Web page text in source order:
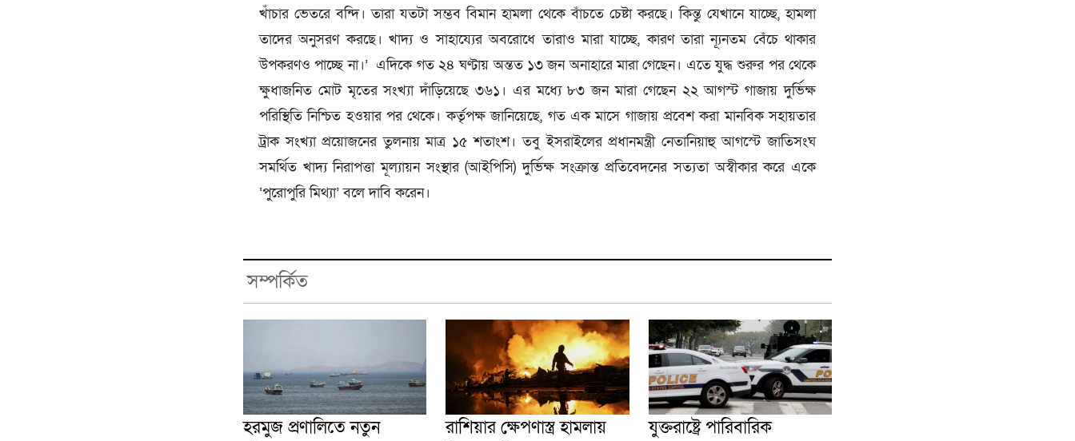
খাঁচার ভেতরে বন্দি। তারা যতটা সম্ভব বিমান হামলা থেকে বাঁচতে চেষ্টা করছে। কিন্তু যেখানে যাচ্ছে, হামলা
তাদের অনুসরণ করছে। খাদ্য ও সাহায্যের অবরোধে তারাও মারা যাচ্ছে, কারণ তারা ন্যূনতম বেঁচে থাকার
উপকরণও পাচ্ছে না।’ এদিকে গত ২৪ ঘণ্টায় অন্তত ১৩ জন অনাহারে মারা গেছেন। এতে যুদ্ধ শুরুর পর থেকে
ক্ষুধাজনিত মোট মৃতের সংখ্যা দাঁড়িয়েছে ৩৬১। এর মধ্যে ৮৩ জন মারা গেছেন ২২ আগস্ট গাজায় দুর্ভিক্ষ
পরিস্থিতি নিশ্চিত হওয়ার পর থেকে। কর্তৃপক্ষ জানিয়েছে, গত এক মাসে গাজায় প্রবেশ করা মানবিক সহায়তার
ট্রাক সংখ্যা প্রয়োজনের তুলনায় মাত্র ১৫ শতাংশ। তবু ইসরাইলের প্রধানমন্ত্রী নেতানিয়াহু আগস্টে জাতিসংঘ
সমর্থিত খাদ্য নিরাপত্তা মূল্যায়ন সংস্থার (আইপিসি) দুর্ভিক্ষ সংক্রান্ত প্রতিবেদনের সত্যতা অস্বীকার করে একে
‘পুরোপুরি মিথ্যা’ বলে দাবি করেন।
সম্পর্কিত
হরমুজ প্রণালিতে নতুন
রাশিয়ার ক্ষেপণাস্ত্র হামলায়
যুক্তরাষ্ট্রে পারিবারিক